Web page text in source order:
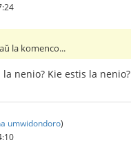
la komenco...
nenio? Kie estis la nenio?
umwidondoro)